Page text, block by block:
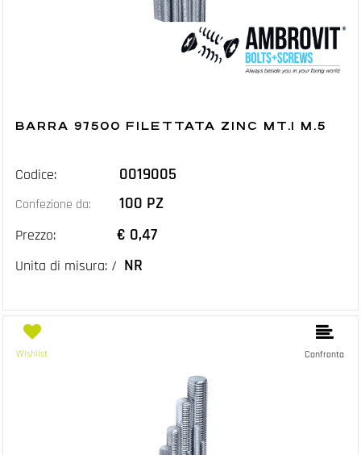
BARRA 97500 FILETTATA ZINC MT.1 M.5
Codice: 0019005
Confezione da: 100 PZ
Prezzo: € 0,47
Unita di misura: / NR
Wishlist Confronta